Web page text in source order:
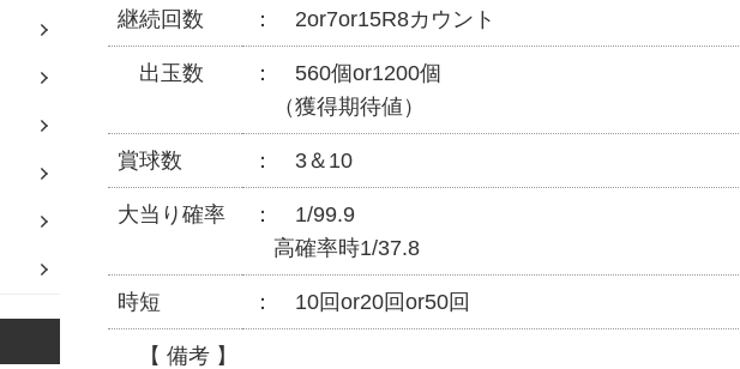
継続回数 2or7or15R8カウント
出玉数
560個or1200個
（獲得期待値）
賞球数 3＆10
大当り確率
1/99.9
高確率時1/37.8
時短 10回or20回or50回
【 備考 】